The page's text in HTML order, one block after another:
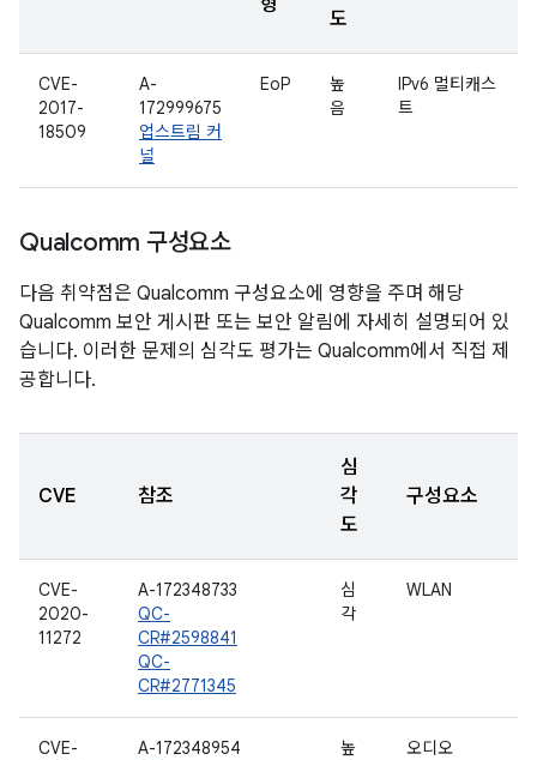
형
도
CVE-
2017-
18509
A-
172999675
업스트림 커
널
EoP
높
음
IPv6 멀티캐스
트
Qualcomm 구성요소
다음 취약점은 Qualcomm 구성요소에 영향을 주며 해당
Qualcomm 보안 게시판 또는 보안 알림에 자세히 설명되어 있
습니다. 이러한 문제의 심각도 평가는 Qualcomm에서 직접 제
공합니다.
CVE 참조
심
각
도
구성요소
CVE-
2020-
11272
A-172348733
QC-
CR#2598841
QC-
CR#2771345
심
각
WLAN
CVE-
A-172348954
높
오디오